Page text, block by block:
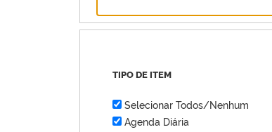
TIPO DE ITEM
Selecionar Todos/Nenhum
Agenda Diária